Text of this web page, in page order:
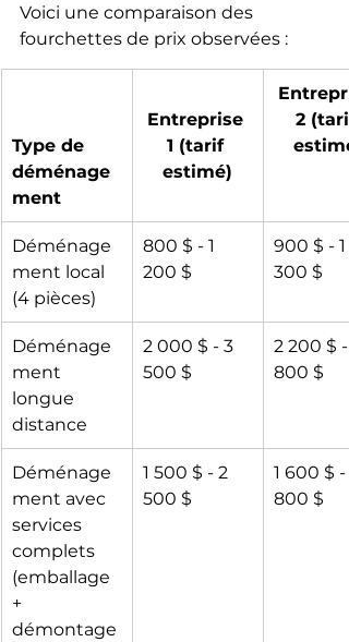
Voici une comparaison des
fourchettes de prix observées :
Type de
déménage
ment
Entreprise
1 (tarif
estimé)
2
Déménage
ment local
(4 pièces)
800 $ - 1
200 $
900 $ - 1
300 $
Déménage
ment
longue
distance
2 000 $ - 3
500 $
2 200 $ -
800 $
Déménage
ment avec
services
complets
(emballage
+
démontage
1 500 $ - 2
500 $
1 600 $ -
800 $